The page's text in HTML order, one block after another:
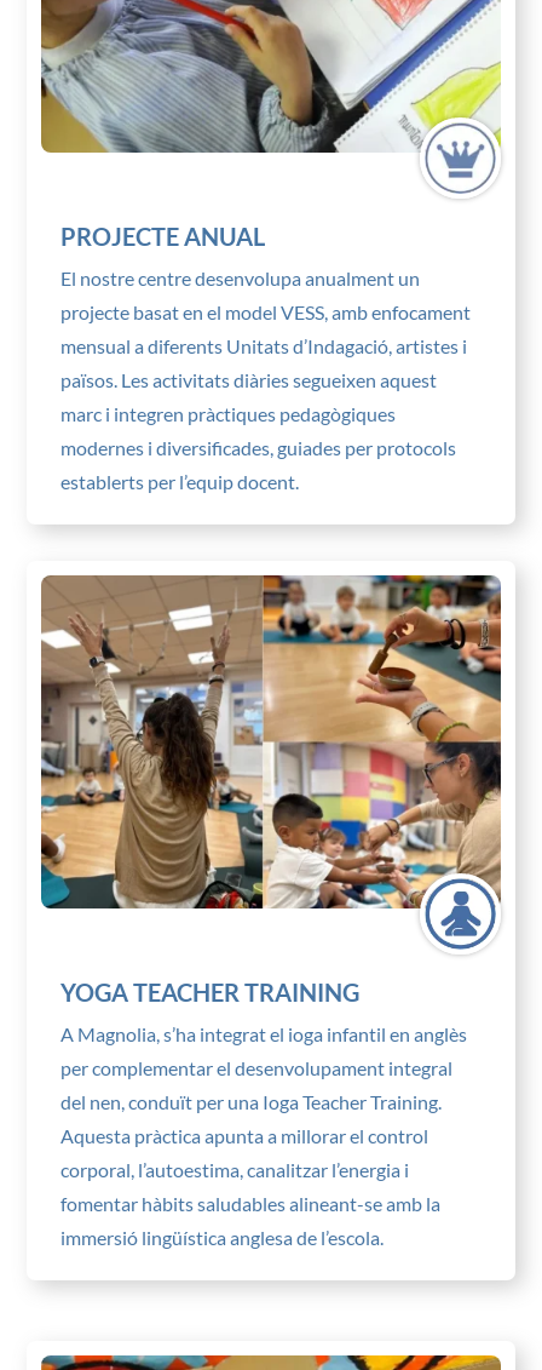
PROJECTE ANUAL
El nostre centre desenvolupa anualment un
projecte basat en el model VESS, amb enfocament
mensual a diferents Unitats d’Indagació, artistes i
països. Les activitats diàries segueixen aquest
marc i integren pràctiques pedagògiques
modernes i diversificades, guiades per protocols
establerts per l’equip docent.
YOGA TEACHER TRAINING
A Magnolia, s’ha integrat el ioga infantil en anglès
per complementar el desenvolupament integral
del nen, conduït per una Ioga Teacher Training.
Aquesta pràctica apunta a millorar el control
corporal, l’autoestima, canalitzar l’energia i
fomentar hàbits saludables alineant-se amb la
immersió lingüística anglesa de l’escola.